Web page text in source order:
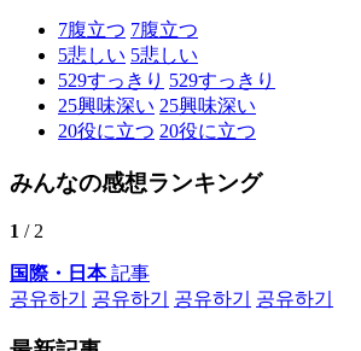
7腹立つ 7腹立つ
5悲しい 5悲しい
529すっきり 529すっきり
25興味深い 25興味深い
20役に立つ 20役に立つ
みんなの感想ランキング
1 / 2
国際・日本記事
공유하기
공유하기 공유하기 공유하기